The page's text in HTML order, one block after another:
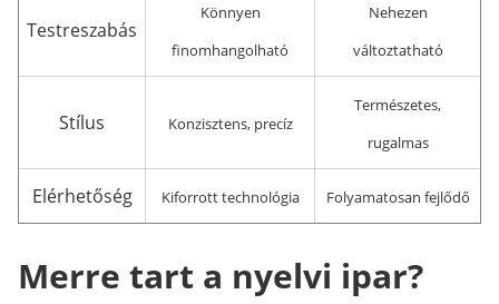
Testreszabás
Könnyen
finomhangolható
Nehezen
változtatható
Stílus Konzisztens, precíz
Természetes,
rugalmas
Elérhetőség Kiforrott technológia Folyamatosan fejlődő
Merre tart a nyelvi ipar?